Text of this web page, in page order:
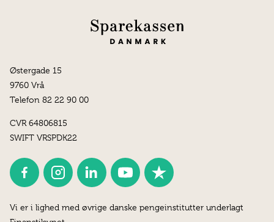
Østergade 15
9760 Vrå
Telefon 82 22 90 00
CVR 64806815
SWIFT VRSPDK22
Vi er i lighed med øvrige danske pengeinstitutter underlagt